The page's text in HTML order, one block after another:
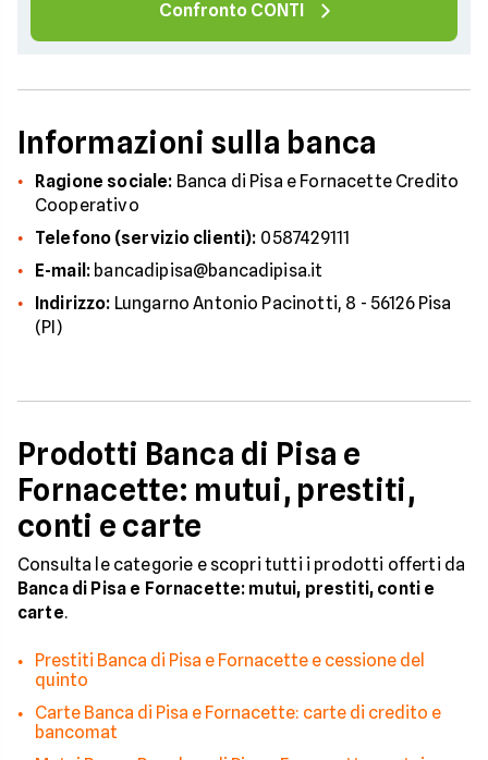
Confronto CONTI
Informazioni sulla banca
Ragione sociale: Banca di Pisa e Fornacette Credito
Cooperativo
Telefono (servizio clienti): 0587429111
E-mail: bancadipisa@bancadipisa.it
Indirizzo: Lungarno Antonio Pacinotti, 8 - 56126 Pisa
(PI)
Prodotti Banca di Pisa e
Fornacette: mutui, prestiti,
conti e carte
Consulta le categorie e scopri tutti i prodotti offerti da
Banca di Pisa e Fornacette: mutui, prestiti, conti e
carte.
Prestiti Banca di Pisa e Fornacette e cessione del
quinto
Carte Banca di Pisa e Fornacette: carte di credito e
bancomat